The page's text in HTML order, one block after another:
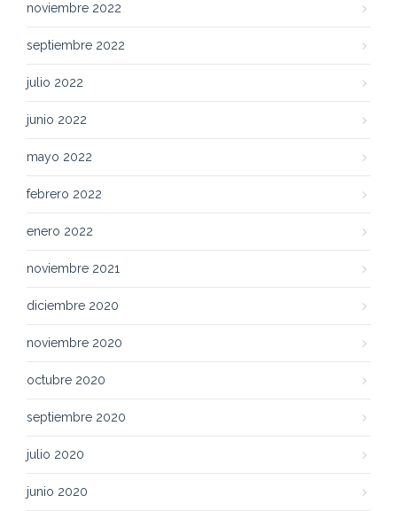
noviembre 2022
septiembre 2022
julio 2022
junio 2022
mayo 2022
febrero 2022
enero 2022
noviembre 2021
diciembre 2020
noviembre 2020
octubre 2020
septiembre 2020
julio 2020
junio 2020